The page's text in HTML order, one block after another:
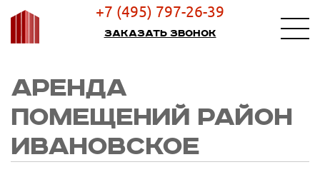
+7 (495) 797-26-39
Заказать звонок
АРЕНДА
ПОМЕЩЕНИЙ РАЙОН
ИВАНОВСКОЕ